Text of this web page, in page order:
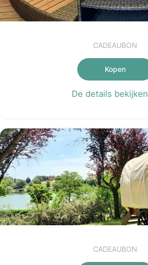
CADEAUBON
Kopen
De details bekijken
CADEAUBON